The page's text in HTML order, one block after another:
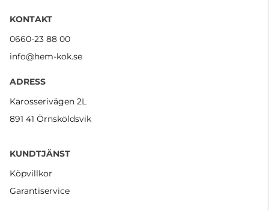
KONTAKT
0660-23 88 00
info@hem-kok.se
ADRESS
Karosserivägen 2L
891 41 Örnsköldsvik
KUNDTJÄNST
Köpvillkor
Garantiservice